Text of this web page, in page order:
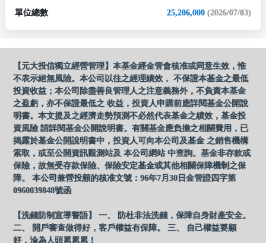
單位總數 25,206,000 (2026/07/03)
【元大投信獨立經營管理】本基金經金管會核准或同意生效，惟
不表示絕無風險。本公司以往之經理績效， 不保證本基金之最低
投資收益；本公司除盡善良管理人之注意義務外，不負責本基金
之盈虧，亦不保證最低之 收益，投資人申購前應詳閱基金公開說
明書。本文提及之經濟走勢預測不必然代表基金之績效，基金投
資風險 請詳閱基金公開說明書。有關基金應負擔之相關費用，已
揭露於基金公開說明書中，投資人可向本公司及基金 之銷售機構
索取，或至公開資訊觀測站及 本公司網站 中查詢。基金非存款或
保險，故無受存款保險、保險安定基金或其他相關保障機制之保
障。 本公司兼營投顧的核准文號：96年7月30日金管證四字第
0960039848號函
【洗錢防制宣導警語】 一、 防杜非法洗錢，保障自身財產安全。
二、 開戶審查做得好，客戶權益有保障。 三、 自己權益要顧
好，淪為人頭累累累！